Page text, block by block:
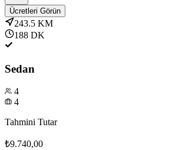
Ücretleri Görün
243.5 KM
188 DK
Sedan
4
4
Tahmini Tutar
₺9.740,00